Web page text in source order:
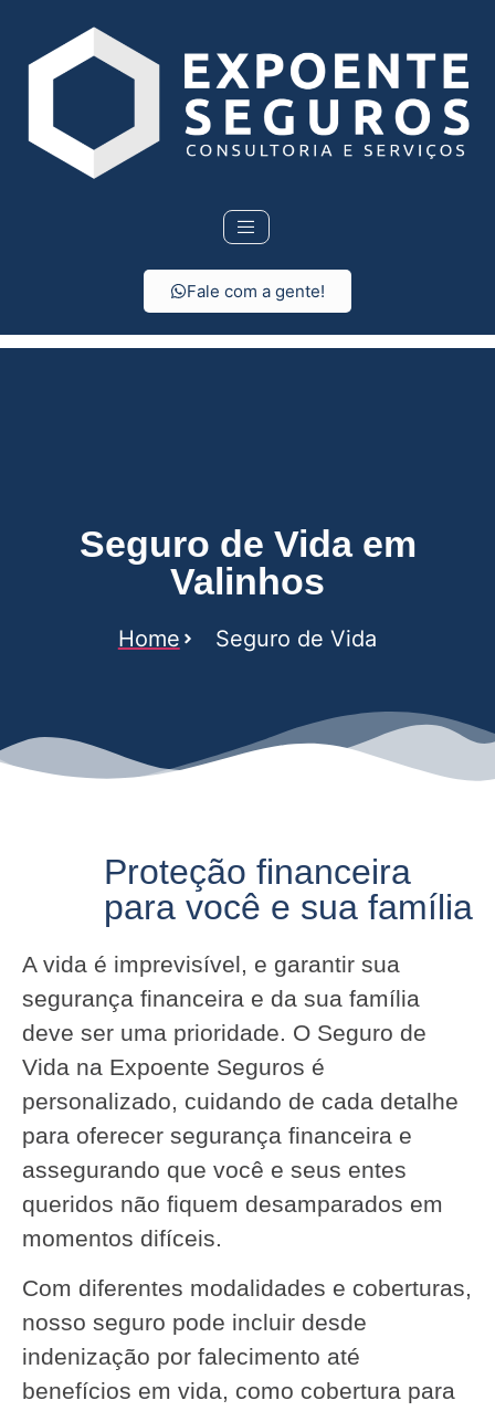
Fale com a gente!
Seguro de Vida em
Valinhos
Home Seguro de Vida
Proteção financeira
para você e sua família
A vida é imprevisível, e garantir sua
segurança financeira e da sua família
deve ser uma prioridade. O Seguro de
Vida na Expoente Seguros é
personalizado, cuidando de cada detalhe
para oferecer segurança financeira e
assegurando que você e seus entes
queridos não fiquem desamparados em
momentos difíceis.
Com diferentes modalidades e coberturas,
nosso seguro pode incluir desde
indenização por falecimento até
benefícios em vida, como cobertura para